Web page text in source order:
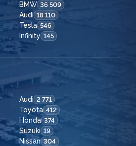
BMW 36 509
Audi 18 110
Tesla 546
Infinity 145
Audi 2 771
Toyota 412
Honda 374
Suzuki 19
Nissan 304